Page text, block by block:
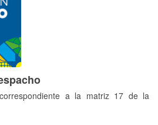
a la matriz 17 de la